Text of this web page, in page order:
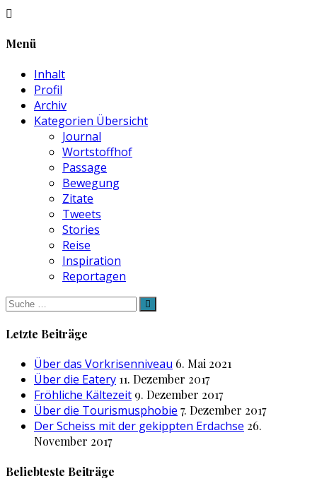
Menü
Inhalt
Profil
Archiv
Kategorien Übersicht
Journal
Wortstoffhof
Passage
Bewegung
Zitate
Tweets
Stories
Reise
Inspiration
Reportagen
Suche
nach:
Letzte Beiträge
Über das Vorkrisenniveau 6. Mai 2021
Über die Eatery 11. Dezember 2017
Fröhliche Kältezeit 9. Dezember 2017
Über die Tourismusphobie 7. Dezember 2017
Der Scheiss mit der gekippten Erdachse 26.
November 2017
Beliebteste Beiträge